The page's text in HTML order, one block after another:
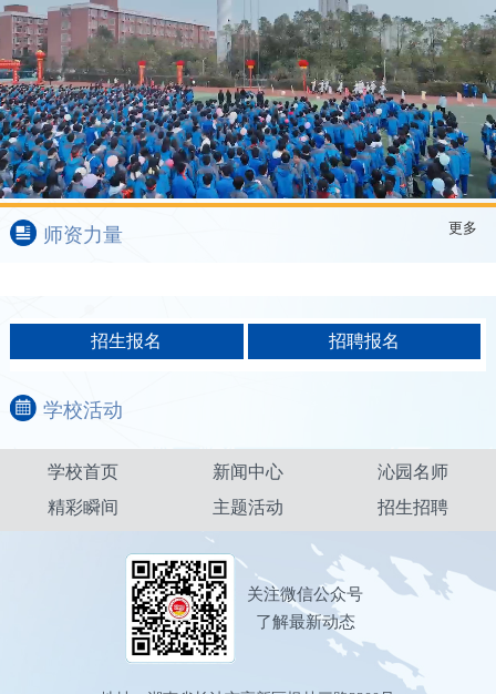
校园文化节回顾
师资力量 更多
学校活动
学校首页 新闻中心
沁园名师
精彩瞬间
主题活动 招生招聘
关注微信公众号
了解最新动态